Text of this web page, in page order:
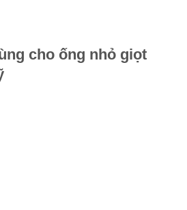
cho ống nhỏ giọt